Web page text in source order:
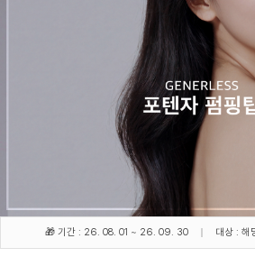
🎁 기간 : 26. 08. 01 ~ 26. 09. 30 대상 : 해